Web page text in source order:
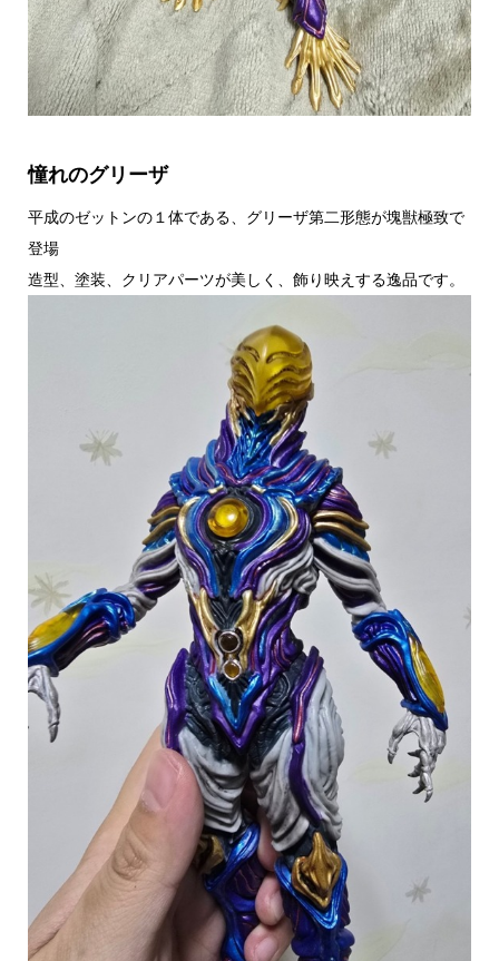
憧れのグリーザ
平成のゼットンの１体である、グリーザ第二形態が塊獣極致で
登場
造型、塗装、クリアパーツが美しく、飾り映えする逸品です。